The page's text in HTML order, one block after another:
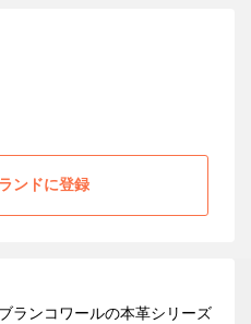
ンドに登録
ランコワールの本革シリーズ